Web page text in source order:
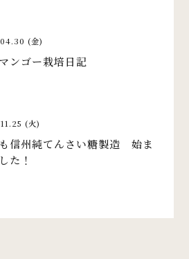
(金)
ンゴー栽培日記
(火)
信州純てんさい糖製造 始ま
た！